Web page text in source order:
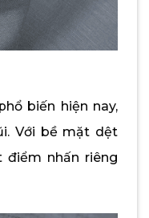
biến hiện nay,
Với bề mặt dệt
điểm nhấn riêng